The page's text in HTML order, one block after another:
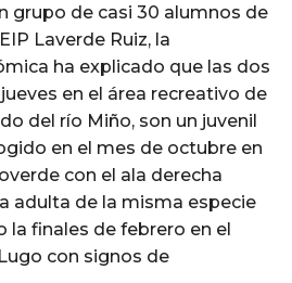
grupo de casi 30 alumnos de
Laverde Ruiz, la
ha explicado que las dos
en el área recreativo de
del río Miño, son un juvenil
en el mes de octubre en
con el ala derecha
adulta de la misma especie
la finales de febrero en el
con signos de